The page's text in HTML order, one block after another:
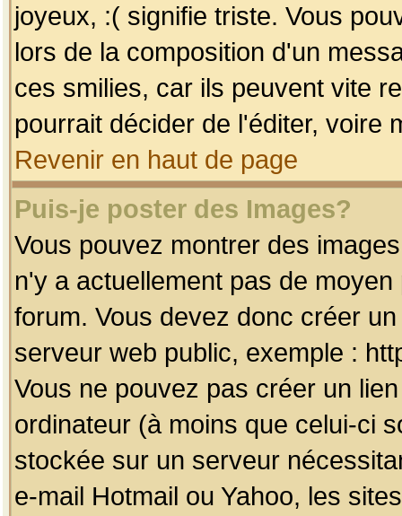
joyeux, :( signifie triste. Vous
lors de la composition d'un
ces smilies, car ils peuvent vite
pourrait décider de l'éditer, voire
Revenir en haut de page
Puis-je poster des Images?
Vous pouvez montrer des
n'y a actuellement pas de
forum. Vous devez donc créer
serveur web public, exemple :
Vous ne pouvez pas créer un
ordinateur (à moins que celui-ci
stockée sur un serveur
e-mail Hotmail ou Yahoo, les